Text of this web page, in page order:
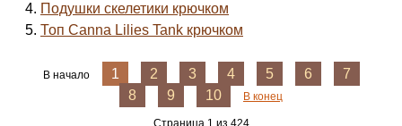
Подушки скелетики крючком
Топ Canna Lilies Tank крючком
В начало 1 2 3 4 5 6
7
8
9 10 В конец
Страница 1 из 424